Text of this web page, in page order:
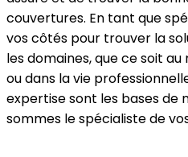
couvertures. En tant que
vos côtés pour trouver la
les domaines, que ce soit
ou dans la vie
expertise sont les bases de
sommes le spécialiste de